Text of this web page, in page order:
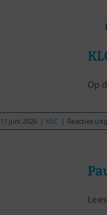
Op
11 juni 2026 | KLC | Reacties